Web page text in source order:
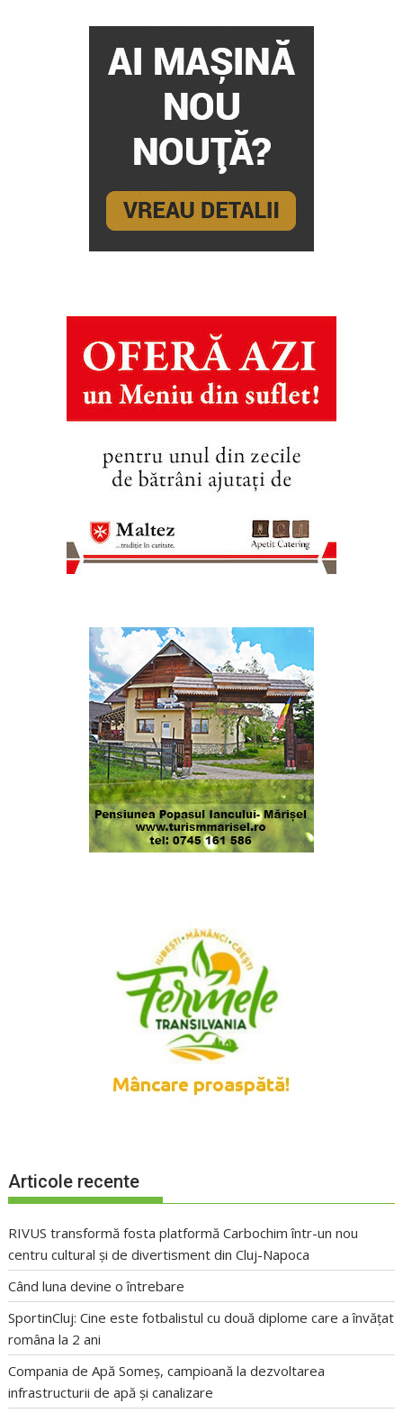
Articole recente
RIVUS transformă fosta platformă Carbochim într-un nou
centru cultural și de divertisment din Cluj-Napoca
Când luna devine o întrebare
SportinCluj: Cine este fotbalistul cu două diplome care a învățat
româna la 2 ani
Compania de Apă Someș, campioană la dezvoltarea
infrastructurii de apă și canalizare